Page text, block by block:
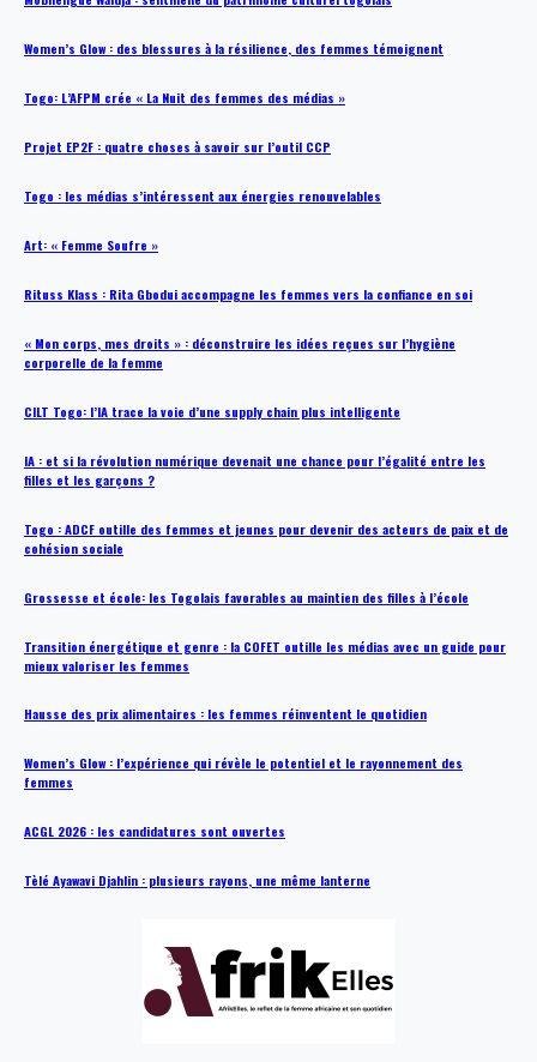
Women’s Glow : des blessures à la résilience, des femmes témoignent
Togo: L’AFPM crée « La Nuit des femmes des médias »
Projet EP2F : quatre choses à savoir sur l’outil CCP
Togo : les médias s’intéressent aux énergies renouvelables
Art: « Femme Soufre »
Rituss Klass : Rita Gbodui accompagne les femmes vers la confiance en soi
« Mon corps, mes droits » : déconstruire les idées reçues sur l’hygiène
corporelle de la femme
CILT Togo: l’IA trace la voie d’une supply chain plus intelligente
IA : et si la révolution numérique devenait une chance pour l’égalité entre les
filles et les garçons ?
Togo : ADCF outille des femmes et jeunes pour devenir des acteurs de paix et de
cohésion sociale
Grossesse et école: les Togolais favorables au maintien des filles à l’école
Transition énergétique et genre : la COFET outille les médias avec un guide pour
mieux valoriser les femmes
Hausse des prix alimentaires : les femmes réinventent le quotidien
Women’s Glow : l’expérience qui révèle le potentiel et le rayonnement des
femmes
ACGL 2026 : les candidatures sont ouvertes
Tèlé Ayawavi Djahlin : plusieurs rayons, une même lanterne